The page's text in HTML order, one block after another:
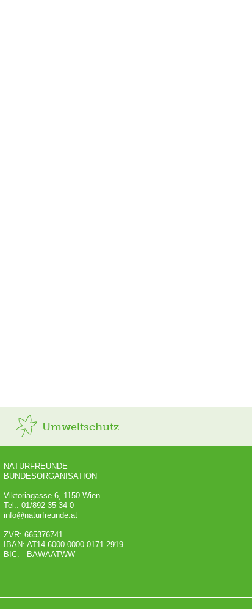
Umweltschutz
NATURFREUNDE
BUNDESORGANISATION
Viktoriagasse 6, 1150 Wien
Tel.: 01/892 35 34-0
info@naturfreunde.at
ZVR: 665376741
IBAN: AT14 6000 0000 0171 2919
BIC: BAWAATWW